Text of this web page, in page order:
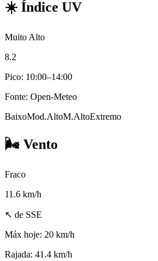
☀️ Índice UV
Muito Alto
8.2
Pico: 10:00–14:00
Fonte: Open-Meteo
BaixoMod.AltoM.AltoExtremo
🌬️ Vento
Fraco
11.6 km/h
↖ de SSE
Máx hoje: 20 km/h
Rajada: 41.4 km/h